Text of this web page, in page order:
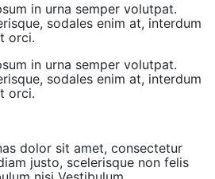
in urna semper volutpat.
sodales enim at, interdum
orci.
in urna semper volutpat.
sodales enim at, interdum
orci.
dolor sit amet, consectetur
justo, scelerisque non felis